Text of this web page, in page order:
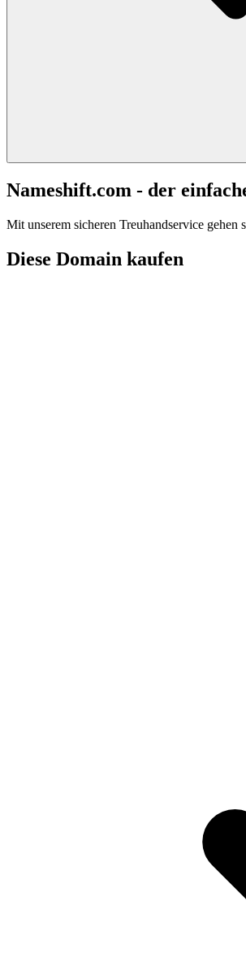
Nameshift.com - der
Mit unserem sicheren Treuhandservice
Diese Domain kaufen